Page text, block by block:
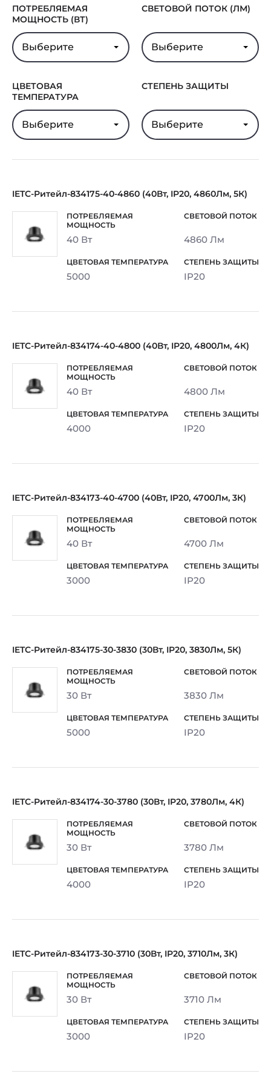
ПОТРЕБЛЯЕМАЯ
МОЩНОСТЬ (ВТ)
Выберите
СВЕТОВОЙ ПОТОК (ЛМ)
Выберите
ЦВЕТОВАЯ
ТЕМПЕРАТУРА
Выберите
СТЕПЕНЬ ЗАЩИТЫ
Выберите
IETC-Ритейл-834175-40-4860 (40Вт, IP20, 4860Лм, 5К)
40 Вт 4860 Лм
5000 IP20
IETC-Ритейл-834174-40-4800 (40Вт, IP20, 4800Лм, 4К)
40 Вт 4800 Лм
4000 IP20
IETC-Ритейл-834173-40-4700 (40Вт, IP20, 4700Лм, 3К)
40 Вт 4700 Лм
3000 IP20
IETC-Ритейл-834175-30-3830 (30Вт, IP20, 3830Лм, 5К)
30 Вт 3830 Лм
5000 IP20
IETC-Ритейл-834174-30-3780 (30Вт, IP20, 3780Лм, 4К)
30 Вт 3780 Лм
4000 IP20
IETC-Ритейл-834173-30-3710 (30Вт, IP20, 3710Лм, 3К)
30 Вт 3710 Лм
3000 IP20